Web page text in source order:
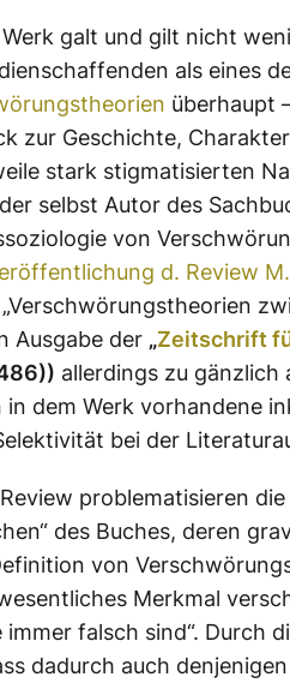
galt und gilt nicht
als eines
überhaupt
zur Geschichte,
stark stigmatisierten
selbst Autor des
von
d. Review
Ausgabe der „Zeitschrift
allerdings zu gänzlich
in dem Werk vorhandene
bei der
problematisieren
des Buches, deren
von
Merkmal
immer falsch sind“. Durch
dadurch auch